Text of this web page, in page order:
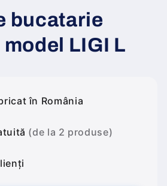
bucatarie
LIGI L
în România
(de la 2 produse)